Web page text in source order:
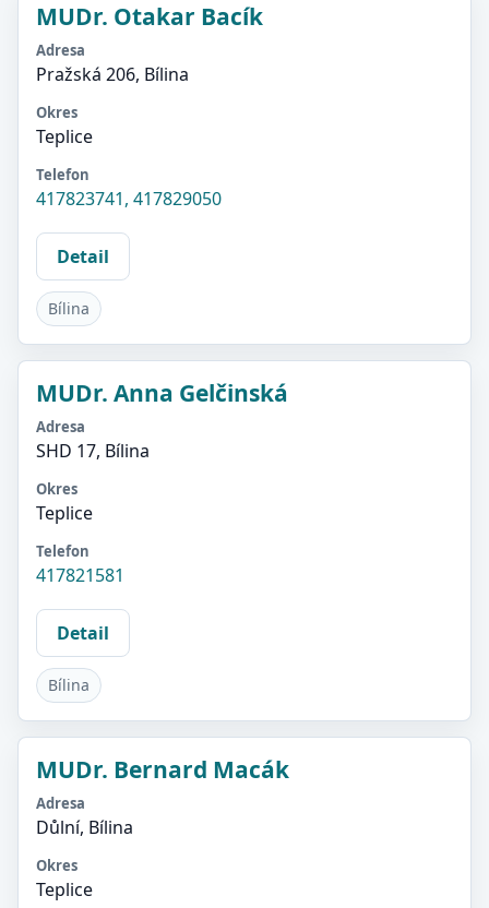
MUDr. Otakar Bacík
Adresa
Pražská 206, Bílina
Okres
Teplice
Telefon
417823741, 417829050
Detail
Bílina
MUDr. Anna Gelčinská
Adresa
SHD 17, Bílina
Okres
Teplice
Telefon
417821581
Detail
Bílina
MUDr. Bernard Macák
Adresa
Důlní, Bílina
Okres
Teplice